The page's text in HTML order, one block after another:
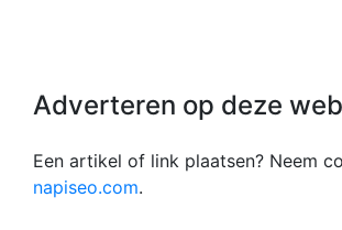
Adverteren op deze
Een artikel of link plaatsen? Neem
napiseo.com.